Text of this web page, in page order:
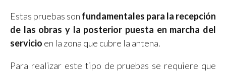
Estas pruebas son fundamentales para la recepción
de las obras y la posterior puesta en marcha del
servicio en la zona que cubre la antena.
Para realizar este tipo de pruebas se requiere que